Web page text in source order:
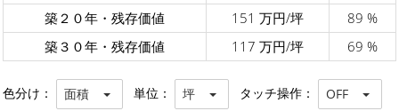
築２０年・残存価値
151 万円/坪
89 %
築３０年・残存価値
117 万円/坪 69 %
色分け： 面積 単位： 坪 タッチ操作： OFF